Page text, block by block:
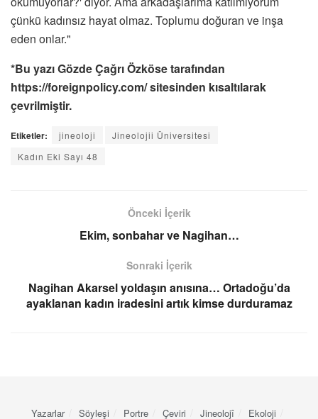
çünkü kadınsız hayat olmaz. Toplumu doğuran ve inşa
eden onlar."
*Bu yazı Gözde Çağrı Özköse tarafından
https://foreignpolicy.com/ sitesinden kısaltılarak
çevrilmiştir.
Etiketler: jineoloji
Jineolojii Üniversitesi
Kadın Eki Sayı 48
Önceki İçerik
Ekim, sonbahar ve Nagihan…
Sonraki İçerik
Nagihan Akarsel yoldaşın anısına… Ortadoğu’da
ayaklanan kadın iradesini artık kimse durduramaz
Yazarlar Söyleşi Portre Çeviri Jineolojî Ekoloji